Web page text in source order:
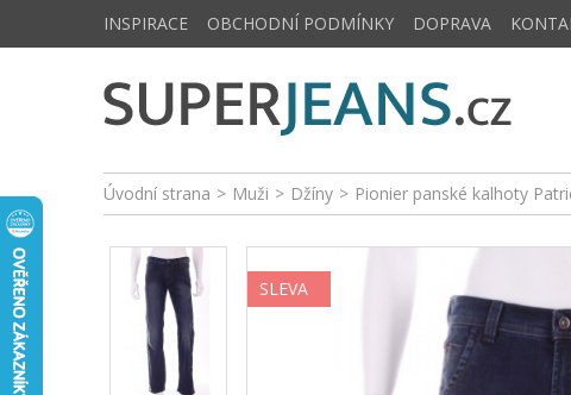
Úvodní strana > Muži > Džíny > Pionier panské kalhoty
SLEVA
INSPIRACE OBCHODNÍ PODMÍNKY DOPRAVA